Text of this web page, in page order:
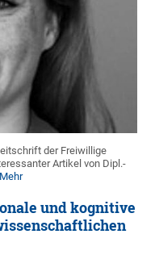
der Freiwillige
Artikel von Dipl.-
Mehr
und kognitive